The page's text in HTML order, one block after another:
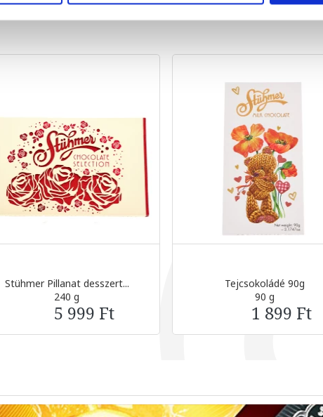
Stühmer Pillanat desszert...
240 g
5 999 Ft
Tejcsokoládé 90g
90 g
1 899 Ft